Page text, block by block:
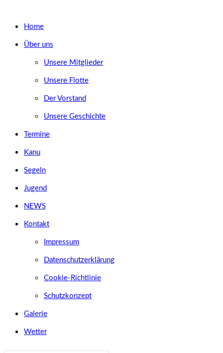
Home
Über uns
Unsere Mitglieder
Unsere Flotte
Der Vorstand
Unsere Geschichte
Termine
Kanu
Segeln
Jugend
NEWS
Kontakt
Impressum
Datenschutzerklärung
Cookie-Richtlinie
Schutzkonzept
Galerie
Wetter